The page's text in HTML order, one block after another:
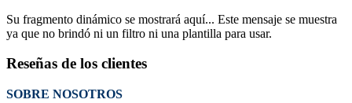
Su fragmento dinámico se mostrará aquí... Este mensaje se muestra
ya que no brindó ni un filtro ni una plantilla para usar.
Reseñas de los clientes
SOBRE NOSOTROS